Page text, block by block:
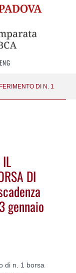
ENG
DI N. 1
DI
gennaio
di n. 1 borsa